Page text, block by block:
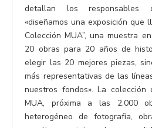
detallan los responsables
«diseñamos una exposición que
Colección MUA”, una muestra
20 obras para 20 años de
elegir las 20 mejores piezas,
más representativas de las
nuestros fondos». La
MUA, próxima a las 2.000
heterogéneo de fotografía,